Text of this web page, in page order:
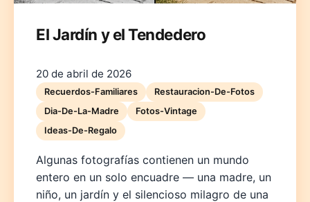
El Jardín y el Tendedero
20 de abril de 2026
Recuerdos-Familiares
Restauracion-De-Fotos
Dia-De-La-Madre
Fotos-Vintage
Ideas-De-Regalo
Algunas fotografías contienen un mundo
entero en un solo encuadre — una madre, un
niño, un jardín y el silencioso milagro de una